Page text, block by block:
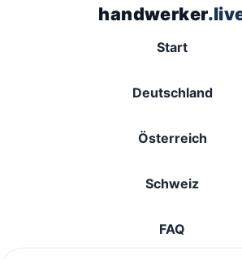
handwerker
Start
Deutschland
Österreich
Schweiz
FAQ